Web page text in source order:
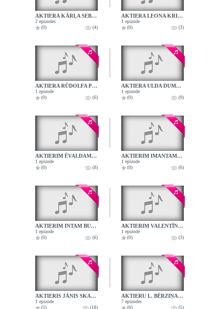
AKTIERA KĀRĻA SEBRA 50. JUBILEJAS IERAKSTS
2 epizodes
(0)
(4)
AKTIERA LEONA KRIVĀNA RADIOPORTRETS
1 epizode
(0)
(3)
AKTIERA RŪDOLFA PLĒPJA RADIOPORTRETS
1 epizode
(0)
(6)
AKTIERA ULDA DUMPJA DAIĻRADE
1 epizode
(0)
(9)
AKTIERIM ĒVALDAM VALTERAM - 75
1 epizode
(0)
(8)
AKTIERIM IMANTAM SKRASTIŅAM - 50
1 epizode
(0)
(6)
AKTIERIM INTAM BURĀNAM - 50
1 epizode
(0)
(6)
AKTIERIM VALENTĪNAM SKULMEM - 60
1 epizode
(0)
(3)
AKTIERIS JĀNIS SKANIS SVĒTDIENĀS STARP IZRĀDĒM
1 epizode
(5)
(18)
AKTIERU L. BĒRZIŅAS, J. OŠA UN J. JUROVSKA DAIĻRADE
7 epizodes
(0)
(5)